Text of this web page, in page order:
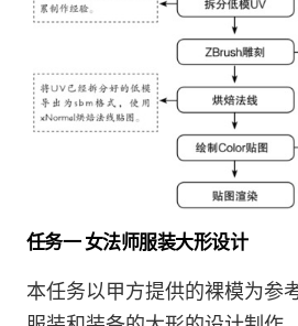
任务一 女法师服装大形设计
本任务以甲方提供的裸模为参